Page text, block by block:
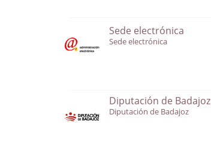
Sede electrónica
Sede electrónica
Diputación de Badajoz
Diputación de Badajoz